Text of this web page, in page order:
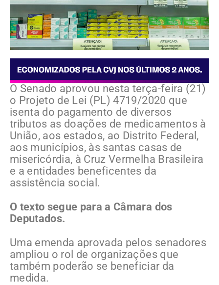
O Senado aprovou nesta terça-feira (21)
o Projeto de Lei (PL) 4719/2020 que
isenta do pagamento de diversos
tributos as doações de medicamentos à
União, aos estados, ao Distrito Federal,
aos municípios, às santas casas de
misericórdia, à Cruz Vermelha Brasileira
e a entidades beneficentes da
assistência social.
O texto segue para a Câmara dos
Deputados.
Uma emenda aprovada pelos senadores
ampliou o rol de organizações que
também poderão se beneficiar da
medida.